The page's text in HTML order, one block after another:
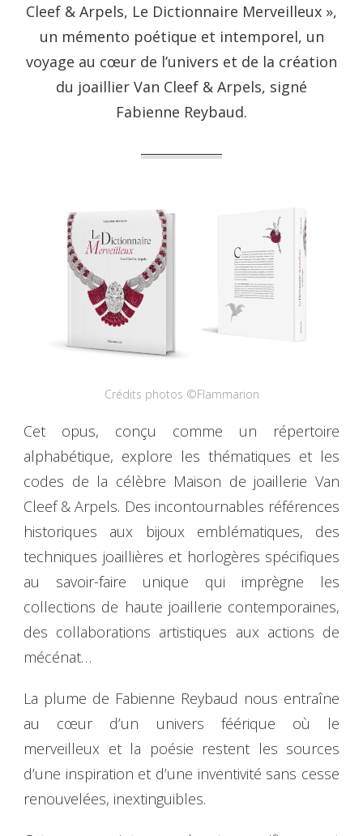
Cleef & Arpels, Le Dictionnaire Merveilleux »,
un mémento poétique et intemporel, un
voyage au cœur de l’univers et de la création
du joaillier Van Cleef & Arpels, signé
Fabienne Reybaud.
Crédits photos ©Flammarion
Cet opus, conçu comme un répertoire
alphabétique, explore les thématiques et les
codes de la célèbre Maison de joaillerie Van
Cleef & Arpels. Des incontournables références
historiques aux bijoux emblématiques, des
techniques joaillières et horlogères spécifiques
au savoir-faire unique qui imprègne les
collections de haute joaillerie contemporaines,
des collaborations artistiques aux actions de
mécénat…
La plume de Fabienne Reybaud nous entraîne
au cœur d’un univers féérique où le
merveilleux et la poésie restent les sources
d’une inspiration et d’une inventivité sans cesse
renouvelées, inextinguibles.